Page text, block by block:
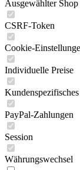
Ausgewählter Shop
CSRF-Token
Cookie-
Individuelle Preise
PayPal-Zahlungen
Session
Währungswechsel